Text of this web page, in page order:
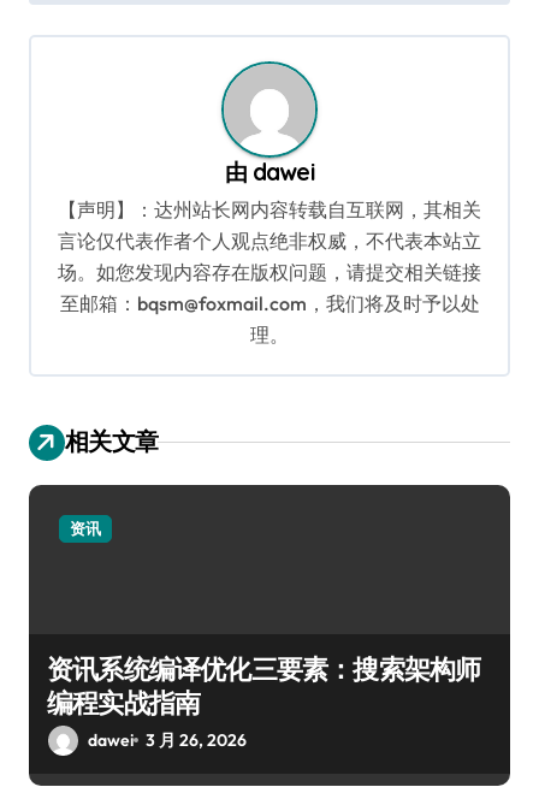
导
由 dawei
【声明】：达州站长网内容转载自互联网，其相关
言论仅代表作者个人观点绝非权威，不代表本站立
场。如您发现内容存在版权问题，请提交相关链接
至邮箱：bqsm@foxmail.com，我们将及时予以处
理。
相关文章
资讯
资讯系统编译优化三要素：搜索架构师
编程实战指南
dawei 3 月 26, 2026